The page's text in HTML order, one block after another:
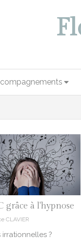
grâce à l'hypnose
CLAVIER
?